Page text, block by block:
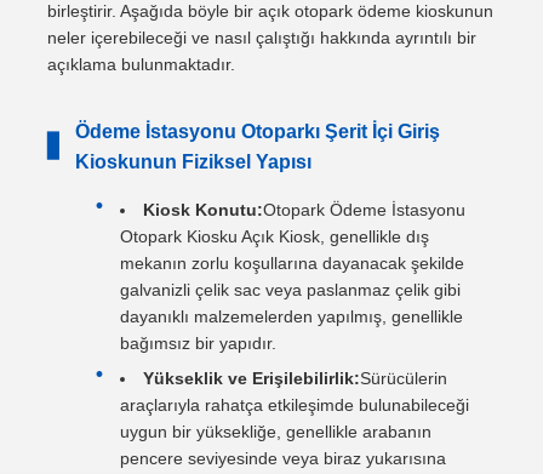
birleştirir. Aşağıda böyle bir açık otopark ödeme kioskunun
neler içerebileceği ve nasıl çalıştığı hakkında ayrıntılı bir
açıklama bulunmaktadır.
Ödeme İstasyonu Otoparkı Şerit İçi Giriş
Kioskunun Fiziksel Yapısı
Kiosk Konutu:Otopark Ödeme İstasyonu
Otopark Kiosku Açık Kiosk, genellikle dış
mekanın zorlu koşullarına dayanacak şekilde
galvanizli çelik sac veya paslanmaz çelik gibi
dayanıklı malzemelerden yapılmış, genellikle
bağımsız bir yapıdır.
Yükseklik ve Erişilebilirlik:Sürücülerin
araçlarıyla rahatça etkileşimde bulunabileceği
uygun bir yüksekliğe, genellikle arabanın
pencere seviyesinde veya biraz yukarısına